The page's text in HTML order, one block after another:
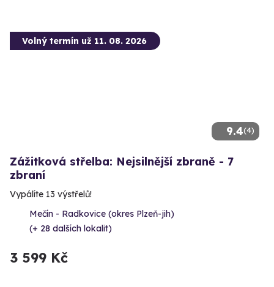
9.4(4)
Volný termín už 11. 08. 2026
Zážitková střelba: Nejsilnější zbraně - 7
zbraní
Vypálíte 13 výstřelů!
Mečín - Radkovice (okres Plzeň-jih)
(+ 28 dalších lokalit)
3 599 Kč